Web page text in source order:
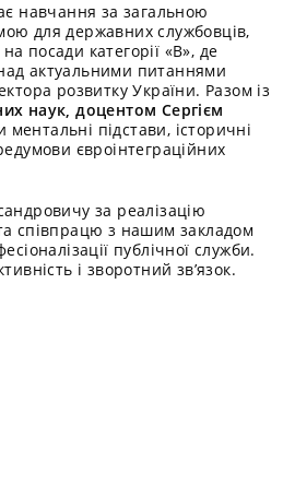
навчання за загальною
для державних службовців,
посади категорії «В», де
актуальними питаннями
розвитку України. Разом із
наук, доцентом Сергієм
ментальні підстави, історичні
євроінтеграційних
за реалізацію
співпрацю з нашим закладом
публічної служби.
і зворотний зв’язок.